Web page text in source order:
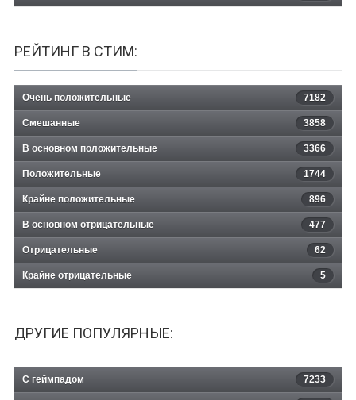
РЕЙТИНГ В СТИМ:
Очень положительные 7182
Смешанные 3858
В основном положительные 3366
Положительные 1744
Крайне положительные 896
В основном отрицательные 477
Отрицательные 62
Крайне отрицательные 5
ДРУГИЕ ПОПУЛЯРНЫЕ:
С геймпадом 7233